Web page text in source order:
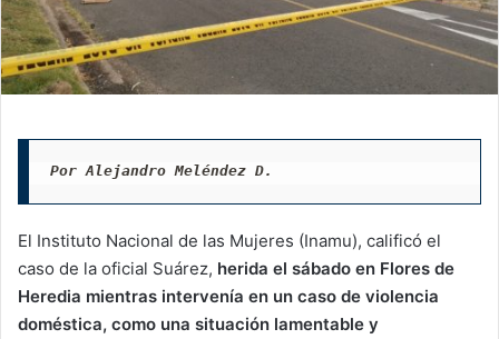
Por Alejandro Meléndez D.
El Instituto Nacional de las Mujeres (Inamu), calificó el
caso de la oficial Suárez, herida el sábado en Flores de
Heredia mientras intervenía en un caso de violencia
doméstica, como una situación lamentable y